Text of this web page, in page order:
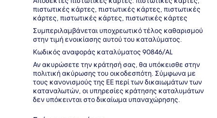
πιστωτικές κάρτες, πιστωτικές κάρτες, πιστωτικές
κάρτες, πιστωτικές κάρτες, πιστωτικές κάρτες
Συμπεριλαμβάνεται υποχρεωτικό τέλος καθαρισμού
στην τιμή ενοικίασης αυτού του καταλύματος.
Κωδικός αναφοράς καταλύματος 90846/AL
Αν ακυρώσετε την κράτησή σας, θα υπόκεισθε στην
πολιτική ακύρωσης του οικοδεσπότη. Σύμφωνα με
τους κανονισμούς της ΕΕ περί των δικαιωμάτων των
καταναλωτών, οι υπηρεσίες κράτησης καταλυμάτων
δεν υπόκεινται στο δικαίωμα υπαναχώρησης.